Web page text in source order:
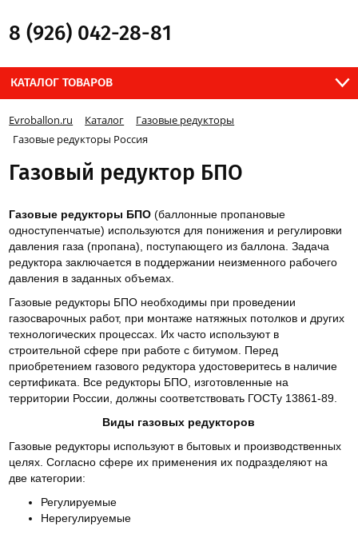
8 (926) 042-28-81
КАТАЛОГ ТОВАРОВ
Evroballon.ru Каталог
Газовые редукторы
Газовые редукторы Россия
Газовый редуктор БПО
Газовые редукторы БПО (баллонные пропановые
одноступенчатые) используются для понижения и регулировки
давления газа (пропана), поступающего из баллона. Задача
редуктора заключается в поддержании неизменного рабочего
давления в заданных объемах.
Газовые редукторы БПО необходимы при проведении
газосварочных работ, при монтаже натяжных потолков и других
технологических процессах. Их часто используют в
строительной сфере при работе с битумом. Перед
приобретением газового редуктора удостоверитесь в наличие
сертификата. Все редукторы БПО, изготовленные на
территории России, должны соответствовать ГОСТу 13861-89.
Виды газовых редукторов
Газовые редукторы используют в бытовых и производственных
целях. Согласно сфере их применения их подразделяют на
две категории:
Регулируемые
Нерегулируемые